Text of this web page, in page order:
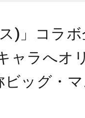
)」コラ
ャラへオ
ッグ・マ